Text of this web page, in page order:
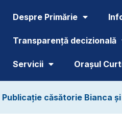
Despre Primărie
Transparență decizională
Servicii Orașul
Publicație căsătorie Bianca